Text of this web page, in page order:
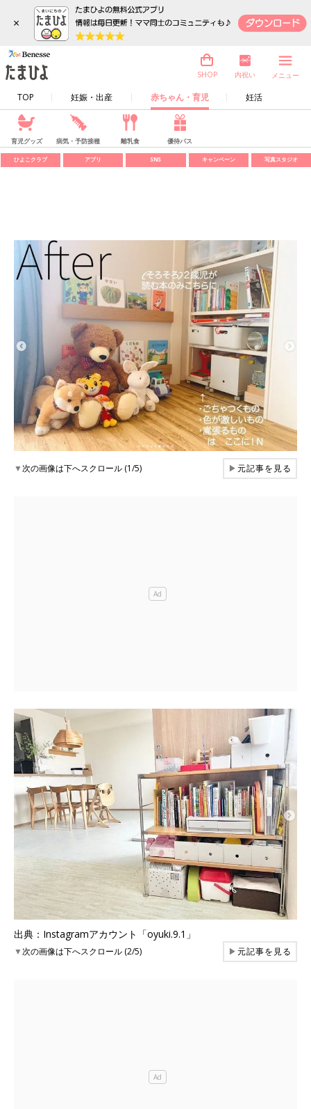
×
TOP 妊娠・出産 赤ちゃん・育児 妊活
SHOP 内祝い メニュー
育児グッズ 病気・予防接種 離乳食 優待パス
ひよこクラブ アプリ SNS キャンペーン 写真スタジオ
▼次の画像は下へスクロール (1/5) ▶元記事を見る
出典：Instagramアカウント「oyuki.9.1」
▼次の画像は下へスクロール (2/5) ▶元記事を見る